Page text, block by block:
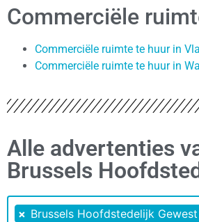
Commerciële
Commerciële ruimte te huur in
Commerciële ruimte te huur in
Alle advertenties
Brussels
× Brussels Hoofdstedelijk Gewest